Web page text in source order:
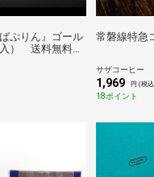
ぷりん』ゴール
入） 送料無料
常磐線特急
サザコーヒー
1,969 円 (税
18ポイント